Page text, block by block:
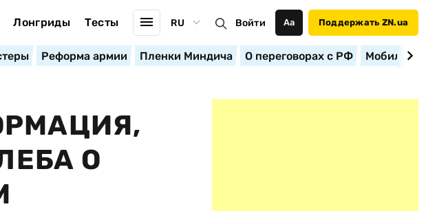
Лонгриды Тесты RU Войти Аа Поддержать ZN.ua
Реформа армии Пленки Миндича О переговорах с РФ
О